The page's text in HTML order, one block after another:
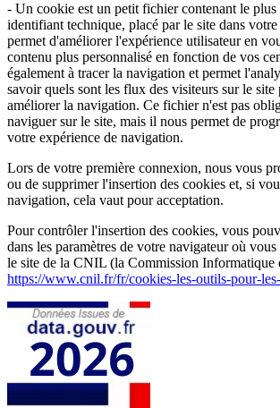
- Un cookie est un petit fichier contenant le plus
identifiant technique, placé par le site dans
permet d'améliorer l'expérience utilisateur en
contenu plus personnalisé en fonction de vos
également à tracer la navigation et permet
savoir quels sont les flux des visiteurs sur le
améliorer la navigation. Ce fichier n'est pas
naviguer sur le site, mais il nous permet de
votre expérience de navigation.
Lors de votre première connexion, nous vous
ou de supprimer l'insertion des cookies et, si
navigation, cela vaut pour acceptation.
Pour contrôler l'insertion des cookies, vous
dans les paramètres de votre navigateur où
le site de la CNIL (la Commission Informatique
https://www.cnil.fr/fr/cookies-les-outils-pour-